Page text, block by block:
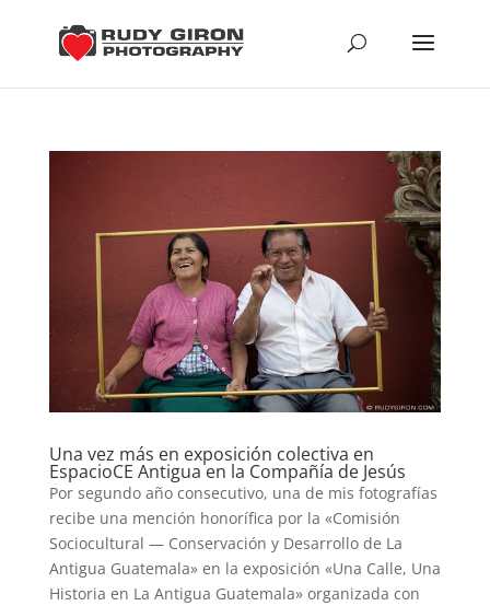
Una vez más en exposición colectiva en
EspacioCE Antigua en la Compañía de Jesús
Por segundo año consecutivo, una de mis fotografías
recibe una mención honorífica por la «Comisión
Sociocultural — Conservación y Desarrollo de La
Antigua Guatemala» en la exposición «Una Calle, Una
Historia en La Antigua Guatemala» organizada con